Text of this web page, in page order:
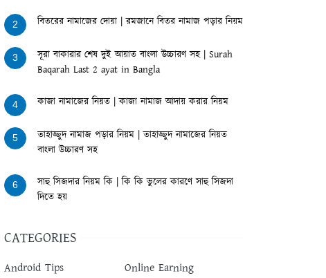
2 বিতরের নামাজের দোয়া | রমজানে বিতর নামাজ পড়ার নিয়ম
3
সূরা বাকারার শেষ দুই আয়াত বাংলা উচ্চারণ সহ | Surah
Baqarah Last 2 ayat in Bangla
4 কাজা নামাজের নিয়ত | কাজা নামাজ আদায় করার নিয়ম
5
তাহাজ্জুদ নামাজ পড়ার নিয়ম | তাহাজ্জুদ নামাজের নিয়ত
বাংলা উচ্চারণ সহ
6
সাহু সিজদার নিয়ম কি | কি কি ভুলের কারণে সাহু সিজদা
দিতে হয়
CATEGORIES
Android Tips
Online Earning